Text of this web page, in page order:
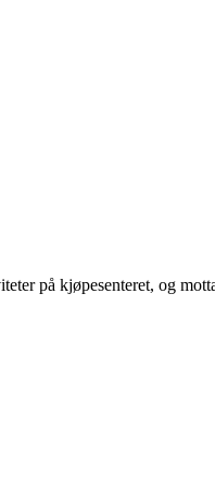
på kjøpesenteret, og